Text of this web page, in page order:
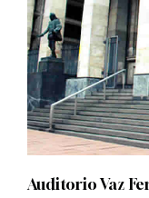
Auditorio Vaz